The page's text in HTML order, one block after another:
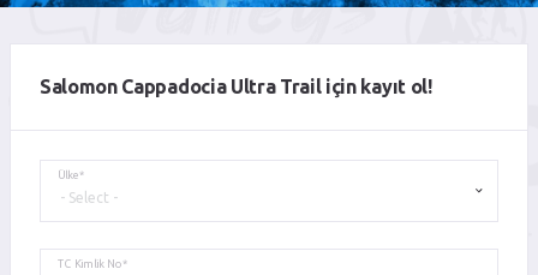
Salomon Cappadocia Ultra Trail için kayıt ol!
Ülke*
TC Kimlik No*